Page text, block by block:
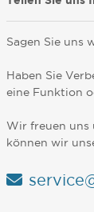
Sagen Sie uns
Haben Sie
eine Funktion
Wir freuen uns
können wir